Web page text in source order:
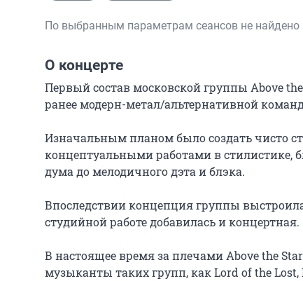
По выбранным параметрам сеансов не найдено
О концерте
Первый состав московской группы Above
ранее модерн-метал/альтернативной
Изначальным планом было создать чисто
концептуальными работами в стилистике,
дума до мелодичного дэта и блэка.
Впоследствии концепция группы
студийной работе добавилась и концертная.
В настоящее время за плечами Above the
музыканты таких групп, как Lord of the Lost,